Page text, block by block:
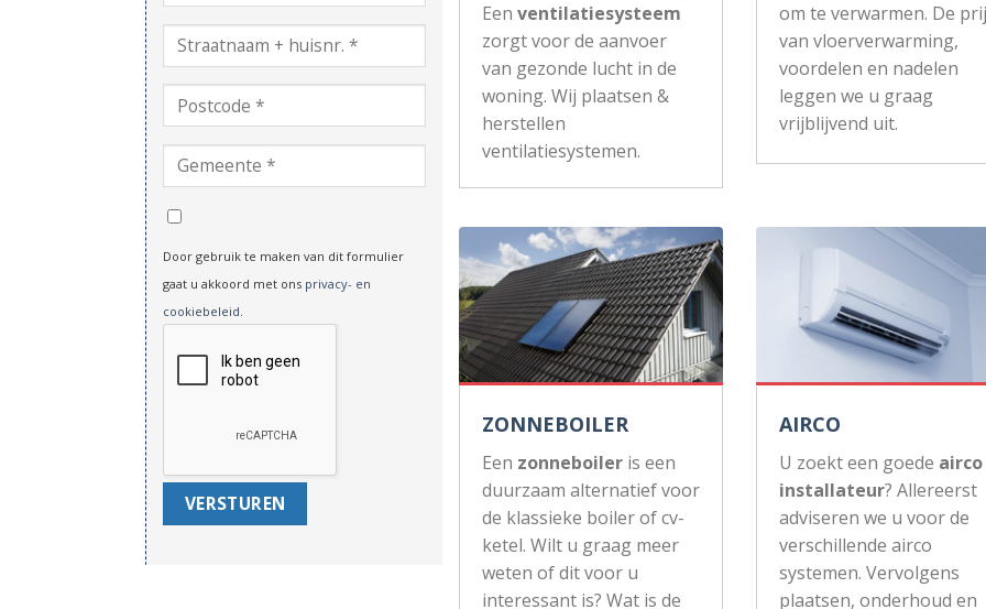
Door gebruik te maken van dit formulier
gaat u akkoord met ons privacy- en
cookiebeleid.
Een ventilatiesysteem
zorgt voor de aanvoer
van gezonde lucht in de
woning. Wij plaatsen &
herstellen
ventilatiesystemen.
om te verwarmen. De
van vloerverwarming,
voordelen en nadelen
leggen we u graag
vrijblijvend uit.
ZONNEBOILER
Een zonneboiler is een
duurzaam alternatief voor
de klassieke boiler of cv-
ketel. Wilt u graag meer
weten of dit voor u
interessant is? Wat is de
AIRCO
U zoekt een goede airco
installateur? Allereerst
adviseren we u voor de
verschillende airco
systemen. Vervolgens
plaatsen, onderhoud en